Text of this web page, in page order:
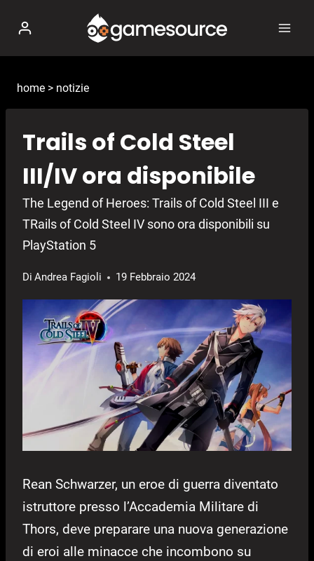
contenuto
home > notizie
Trails of Cold Steel
III/IV ora disponibile
The Legend of Heroes: Trails of Cold Steel III e
TRails of Cold Steel IV sono ora disponibili su
PlayStation 5
Di Andrea Fagioli 19 Febbraio 2024
Rean Schwarzer, un eroe di guerra diventato
istruttore presso l’Accademia Militare di
Thors, deve preparare una nuova generazione
di eroi alle minacce che incombono su